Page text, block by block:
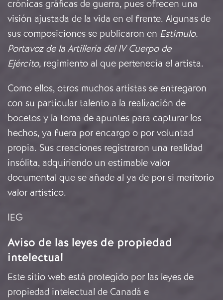
crónicas gráficas de guerra, pues ofrecen una
visión ajustada de la vida en el frente. Algunas de
sus composiciones se publicaron en Estímulo.
Portavoz de la Artillería del IV Cuerpo de
Ejército, regimiento al que pertenecía el artista.
Como ellos, otros muchos artistas se entregaron
con su particular talento a la realización de
bocetos y la toma de apuntes para capturar los
hechos, ya fuera por encargo o por voluntad
propia. Sus creaciones registraron una realidad
insólita, adquiriendo un estimable valor
documental que se añade al ya de por sí meritorio
valor artístico.
IEG
Aviso de las leyes de propiedad
intelectual
Este sitio web está protegido por las leyes de
propiedad intelectual de Canadá e